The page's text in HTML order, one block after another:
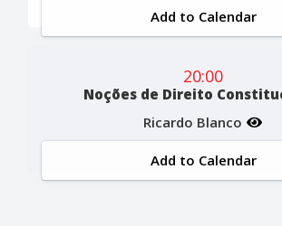
Add to Calendar
20:00
Noções de Direito
Ricardo Blanco
Add to Calendar